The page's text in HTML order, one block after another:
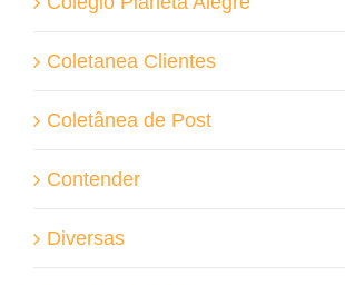
Coletanea Clientes
Coletânea de Post
Contender
Diversas